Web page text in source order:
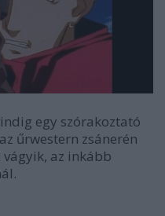
egy szórakoztató
űrwestern zsánerén
az inkább